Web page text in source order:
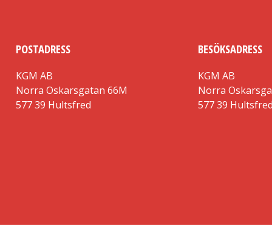
POSTADRESS
KGM AB
Norra Oskarsgatan 66M
577 39 Hultsfred
BESÖKSADRESS
KGM AB
Norra
577 39